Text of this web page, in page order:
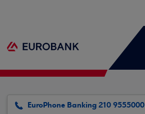
EuroPhone Banking 210 9555000